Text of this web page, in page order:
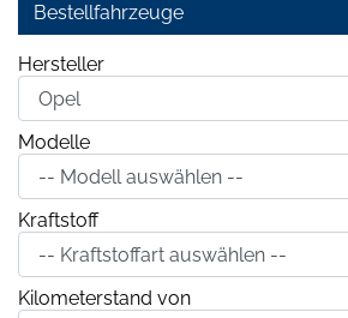
Bestellfahrzeuge
Hersteller
Modelle
Kraftstoff
Kilometerstand von